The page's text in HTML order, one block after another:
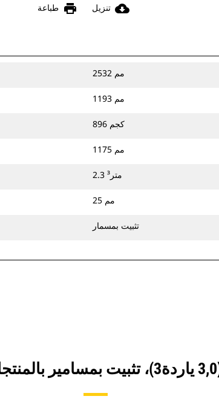
cloud_download تنزيل print طباعة
2532 مم
1193 مم
896 كجم
1175 مم
2.3 متر³
25 مم
تثبيت بمسمار